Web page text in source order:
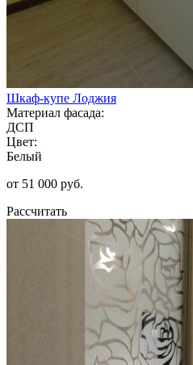
Шкаф-купе Лоджия
Материал фасада:
ДСП
Цвет:
Белый
от 51 000 руб.
Рассчитать